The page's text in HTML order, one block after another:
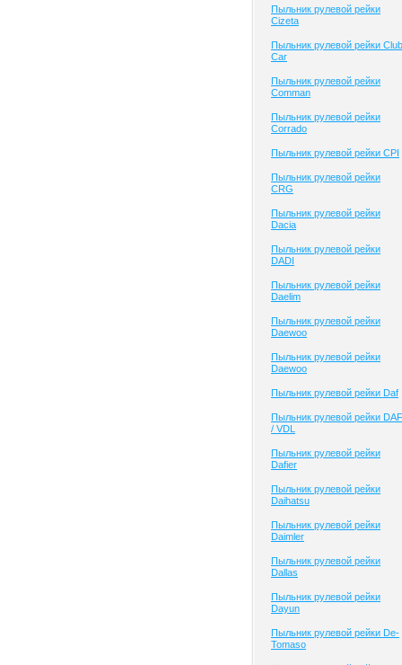
Пыльник рулевой рейки
Cizeta
Пыльник рулевой рейки Club
Сar
Пыльник рулевой рейки
Comman
Пыльник рулевой рейки
Corrado
Пыльник рулевой рейки CPI
Пыльник рулевой рейки
CRG
Пыльник рулевой рейки
Dacia
Пыльник рулевой рейки
DADI
Пыльник рулевой рейки
Daelim
Пыльник рулевой рейки
Daewoo
Пыльник рулевой рейки
Daewoo
Пыльник рулевой рейки Daf
Пыльник рулевой рейки DAF
/ VDL
Пыльник рулевой рейки
Dafier
Пыльник рулевой рейки
Daihatsu
Пыльник рулевой рейки
Daimler
Пыльник рулевой рейки
Dallas
Пыльник рулевой рейки
Dayun
Пыльник рулевой рейки De-
Tomaso